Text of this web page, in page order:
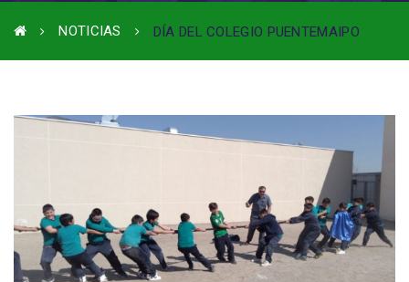
NOTICIAS DÍA DEL COLEGIO PUENTEMAIPO